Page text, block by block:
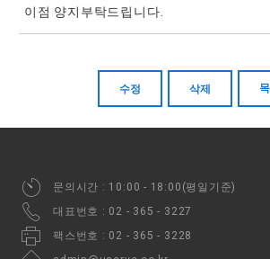
이점 양지부탁드립니다.
수정 삭제
문의시간 : 10:00 - 18:00(평일기준)
대표번호 : 02 - 365 - 3227
팩스번호 : 02 - 365 - 3228